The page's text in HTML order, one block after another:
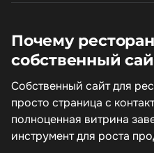
Почему
собственный
Собственный сайт для
просто страница с
полноценная витрина
инструмент для роста